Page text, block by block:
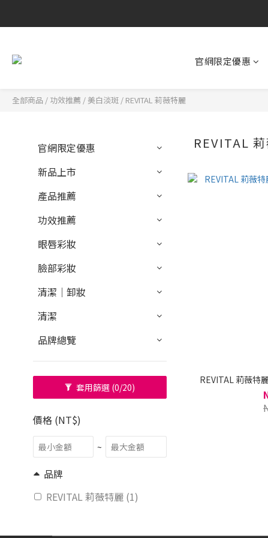
官網限定優惠
全部商品 / 功效推薦 / 美白淡斑 / REVITAL 莉薇特麗
官網限定優惠
新品上市
產品推薦
功效推薦
眼唇彩妝
臉部彩妝
清潔｜卸妝
清潔
品牌總覽
套用篩選 (0/20)
價格 (NT$)
~
品牌
REVITAL 莉薇特麗 (1)
REVITAL
REVITAL 莉薇特